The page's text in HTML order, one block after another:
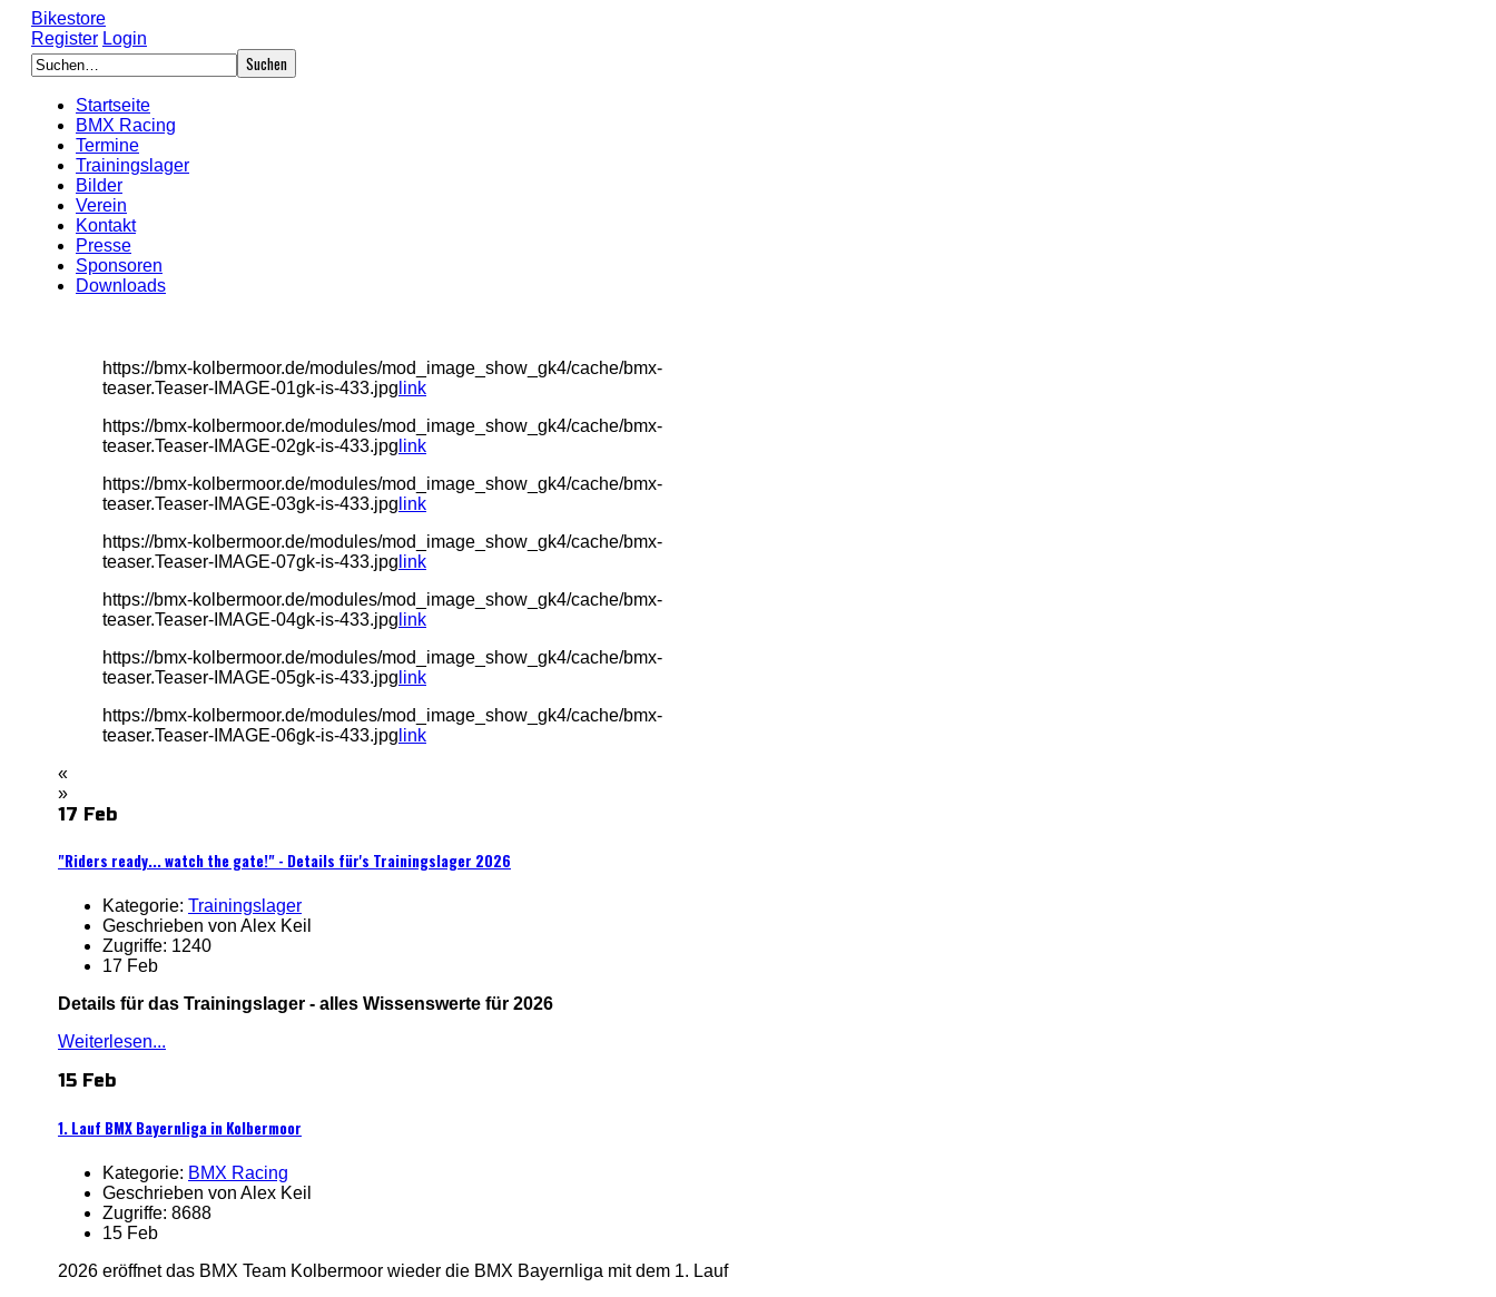
Bikestore
Register Login
Startseite
BMX Racing
Termine
Trainingslager
Bilder
Verein
Kontakt
Presse
Sponsoren
Downloads
https://bmx-kolbermoor.de/modules/mod_image_show_gk4/cache/bmx-
teaser.Teaser-IMAGE-01gk-is-433.jpg link
https://bmx-kolbermoor.de/modules/mod_image_show_gk4/cache/bmx-
teaser.Teaser-IMAGE-02gk-is-433.jpg link
https://bmx-kolbermoor.de/modules/mod_image_show_gk4/cache/bmx-
teaser.Teaser-IMAGE-03gk-is-433.jpg link
https://bmx-kolbermoor.de/modules/mod_image_show_gk4/cache/bmx-
teaser.Teaser-IMAGE-07gk-is-433.jpg link
https://bmx-kolbermoor.de/modules/mod_image_show_gk4/cache/bmx-
teaser.Teaser-IMAGE-04gk-is-433.jpg link
https://bmx-kolbermoor.de/modules/mod_image_show_gk4/cache/bmx-
teaser.Teaser-IMAGE-05gk-is-433.jpg link
https://bmx-kolbermoor.de/modules/mod_image_show_gk4/cache/bmx-
teaser.Teaser-IMAGE-06gk-is-433.jpg link
«
»
17 Feb
"Riders ready... watch the gate!" - Details für's Trainingslager 2026
Kategorie: Trainingslager
Geschrieben von Alex Keil
Zugriffe: 1240
17 Feb
Details für das Trainingslager - alles Wissenswerte für 2026
Weiterlesen...
15 Feb
1. Lauf BMX Bayernliga in Kolbermoor
Kategorie: BMX Racing
Geschrieben von Alex Keil
Zugriffe: 8688
15 Feb
2026 eröffnet das BMX Team Kolbermoor wieder die BMX Bayernliga mit dem 1. Lauf